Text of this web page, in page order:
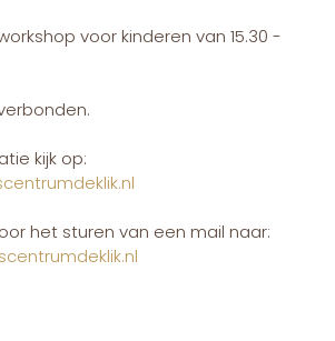
voor kinderen van 15.30 -
kijk op:
het sturen van een mail naar: